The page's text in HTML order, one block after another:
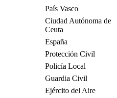
País Vasco
Ciudad Autónoma de
Ceuta
España
Protección Civil
Policía Local
Guardia Civil
Ejército del Aire